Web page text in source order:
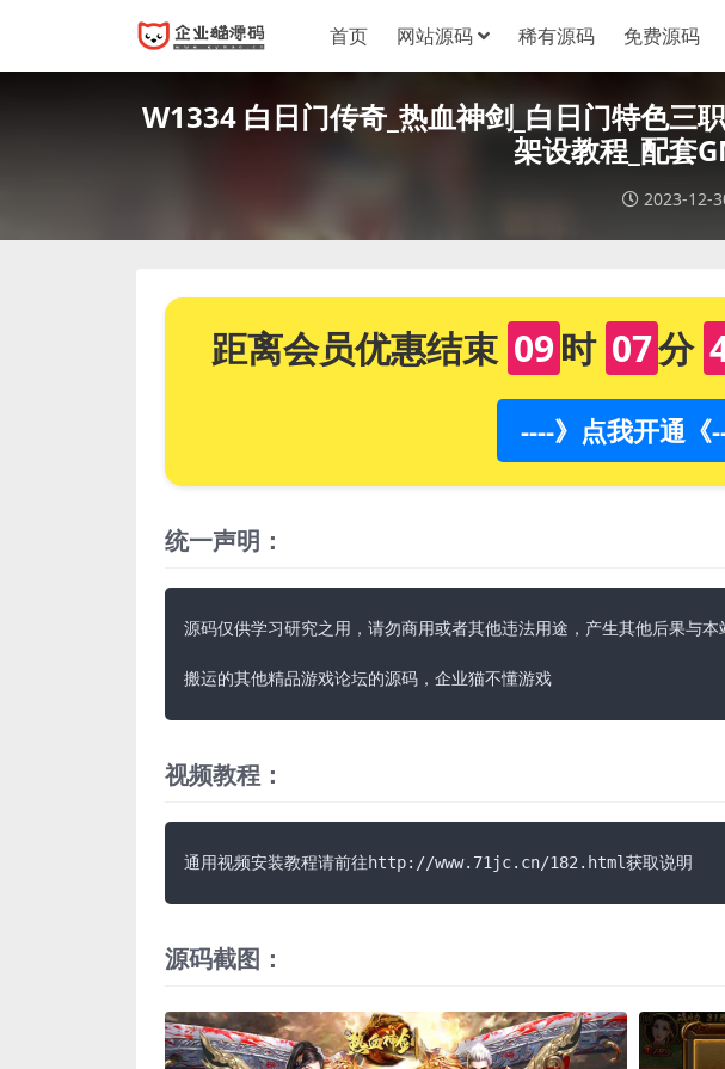
首页 网站源码 稀有源码 免费源码
W1334 白日门传奇_热血神剑_白日门特色三
架设教程_配套
2023-12-
距离会员优惠结束 09时 07分
----》点我开通《
统一声明：
源码仅供学习研究之用，请勿商用或者其他违法用途，产生其他后果与
搬运的其他精品游戏论坛的源码，企业猫不懂游戏
视频教程：
通用视频安装教程请前往http://www.71jc.cn/182.html获取说明
源码截图：